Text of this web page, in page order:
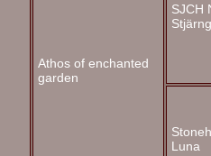
Athos of enchanted
garden
SJCH
Luna